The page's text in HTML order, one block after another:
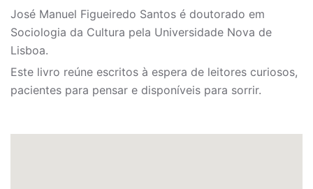
José Manuel Figueiredo Santos é doutorado em
Sociologia da Cultura pela Universidade Nova de
Lisboa.
Este livro reúne escritos à espera de leitores curiosos,
pacientes para pensar e disponíveis para sorrir.